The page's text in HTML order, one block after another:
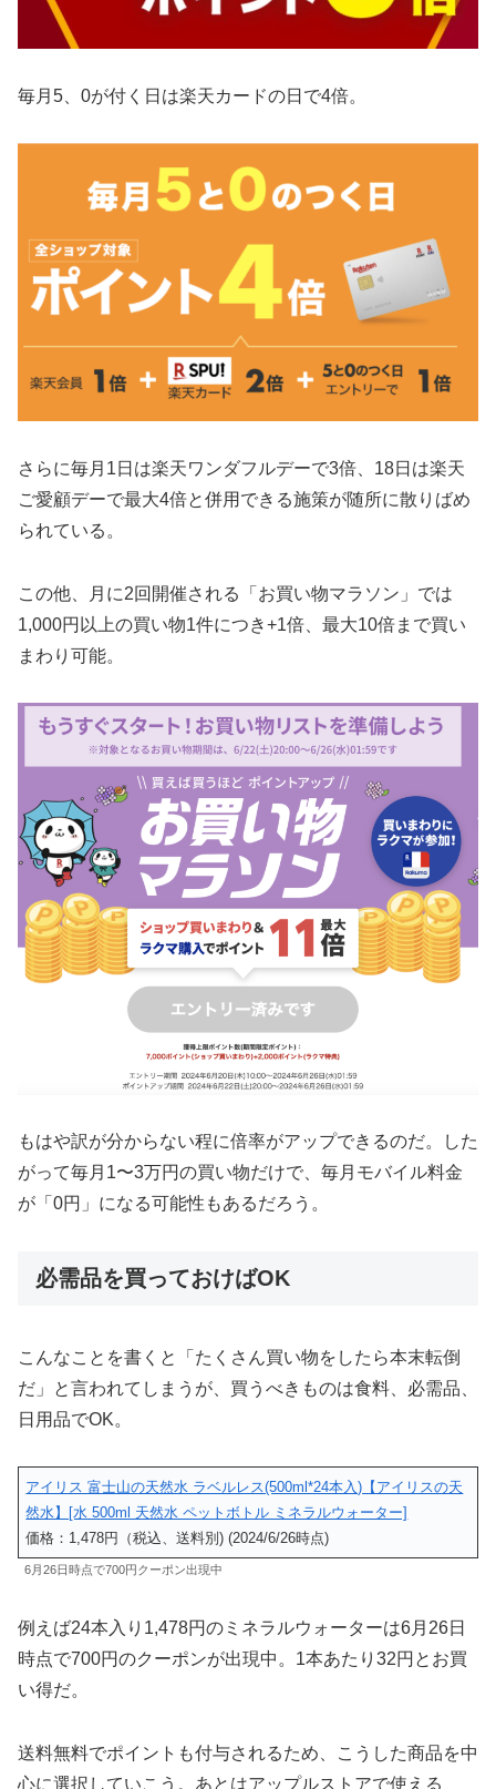
毎月5、0が付く日は楽天カードの日で4倍。
さらに毎月1日は楽天ワンダフルデーで3倍、18日は楽天
ご愛顧デーで最大4倍と併用できる施策が随所に散りばめ
られている。
この他、月に2回開催される「お買い物マラソン」では
1,000円以上の買い物1件につき+1倍、最大10倍まで買い
まわり可能。
もはや訳が分からない程に倍率がアップできるのだ。した
がって毎月1〜3万円の買い物だけで、毎月モバイル料金
が「0円」になる可能性もあるだろう。
必需品を買っておけばOK
こんなことを書くと「たくさん買い物をしたら本末転倒
だ」と言われてしまうが、買うべきものは食料、必需品、
日用品でOK。
アイリス 富士山の天然水 ラベルレス(500ml*24本入)【アイリスの天
然水】[水 500ml 天然水 ペットボトル ミネラルウォーター]
価格：1,478円（税込、送料別) (2024/6/26時点)
6月26日時点で700円クーポン出現中
例えば24本入り1,478円のミネラルウォーターは6月26日
時点で700円のクーポンが出現中。1本あたり32円とお買
い得だ。
送料無料でポイントも付与されるため、こうした商品を中
心に選択していこう。あとはアップルストアで使える